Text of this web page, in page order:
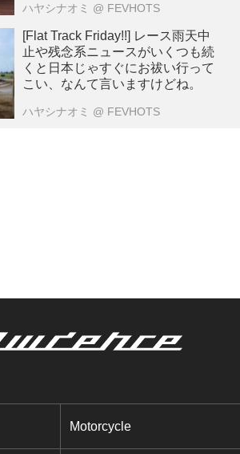
ハヤシナオミ @ FEVHOTS
[Flat Track Friday!!] レース雨天中
止や残念系ニュースがいくつも続
くと日本じゃすぐにお祓い行って
こい、なんて言いますけどね。
ハヤシナオミ @ FEVHOTS
Motorcycle